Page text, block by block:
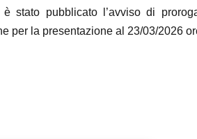
è stato pubblicato l’avviso di
per la presentazione al 23/03/2026